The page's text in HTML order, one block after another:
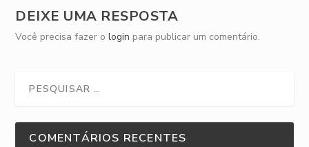
DEIXE UMA RESPOSTA
Você precisa fazer ologin para publicar um comentário.
COMENTÁRIOS RECENTES